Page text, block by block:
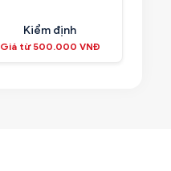
Kiểm định
Giá từ 500.000 VNĐ